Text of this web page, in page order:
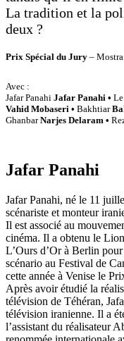
La tradition et la
deux ?
Prix Spécial du Jury –
Avec :
Jafar Panahi Jafar Panahi •
Vahid Mobaseri • Bakhtiar
GhanbarNarjes Delaram •
Jafar Panahi
Jafar Panahi, né le 11
scénariste et monteur
Il est associé au
cinéma. Il a obtenu le
L’Ours d’Or à Berlin pour
scénario au Festival de
cette année à Venise le
Après avoir étudié la
télévision de Téhéran,
télévision iranienne. Il a
l’assistant du réalisateur